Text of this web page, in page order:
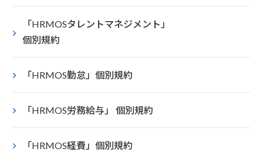
「HRMOSタレントマネジメント」
個別規約
「HRMOS勤怠」個別規約
「HRMOS労務給与」 個別規約
「HRMOS経費」個別規約